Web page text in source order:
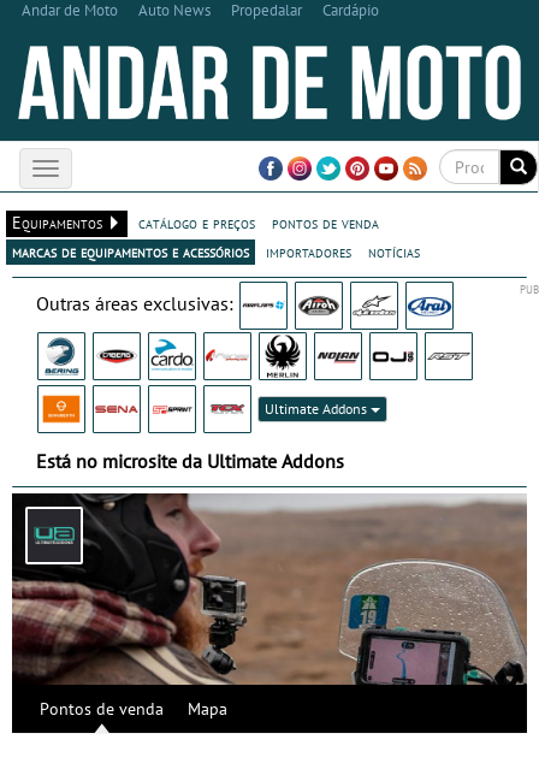
Andar de Moto Auto News Propedalar Cardápio
Toggle
navigation
Equipamentos
catálogo e preços
pontos de venda
marcas de equipamentos e acessórios
importadores notícias
Outras áreas exclusivas:
Ultimate Addons
Está no microsite da Ultimate Addons
Pontos de venda Mapa